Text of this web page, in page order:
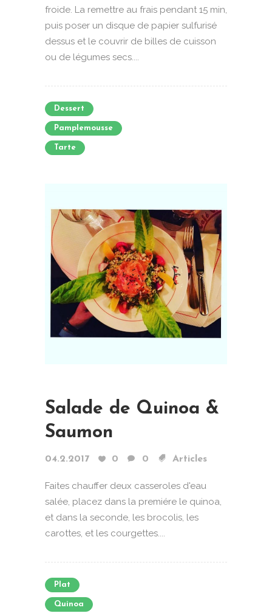
froide. La remettre au frais pendant 15 min,
puis poser un disque de papier sulfurisé
dessus et le couvrir de billes de cuisson
ou de légumes secs....
Dessert
Pamplemousse
Tarte
Salade de Quinoa &
Saumon
04.2.2017 0 0 Articles
Faites chauffer deux casseroles d'eau
salée, placez dans la premiére le quinoa,
et dans la seconde, les brocolis, les
carottes, et les courgettes....
Plat
Quinoa